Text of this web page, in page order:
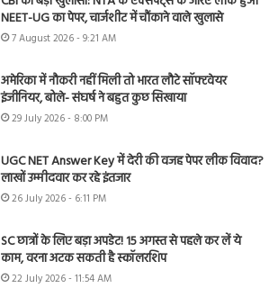
NEET-UG का पेपर, चार्जशीट में चौंकाने वाले खुलासे
7 August 2026 - 9:21 AM
अमेरिका में नौकरी नहीं मिली तो भारत लौटे सॉफ्टवेयर
इंजीनियर, बोले- संघर्ष ने बहुत कुछ सिखाया
29 July 2026 - 8:00 PM
UGC NET Answer Key में देरी की वजह पेपर लीक विवाद?
लाखों उम्मीदवार कर रहे इंतजार
26 July 2026 - 6:11 PM
SC छात्रों के लिए बड़ा अपडेट! 15 अगस्त से पहले कर लें ये
काम, वरना अटक सकती है स्कॉलरशिप
22 July 2026 - 11:54 AM